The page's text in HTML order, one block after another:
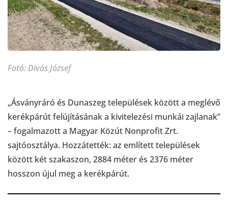
Fotó: Divós József
„Ásványráró és Dunaszeg települések között a meglévő
kerékpárút felújításának a kivitelezési munkái zajlanak”
– fogalmazott a Magyar Közút Nonprofit Zrt.
sajtóosztálya. Hozzátették: az említett települések
között két szakaszon, 2884 méter és 2376 méter
hosszon újul meg a kerékpárút.